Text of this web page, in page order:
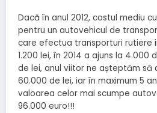
Dacă în anul 2012, costul mediu
pentru un autovehicul de
care efectua transporturi rutiere
1.200 lei, în 2014 a ajuns la 4.000
de lei, anul viitor ne așteptăm să
60.000 de lei, iar în maximum 5
valoarea celor mai scumpe
96.000 euro!!!